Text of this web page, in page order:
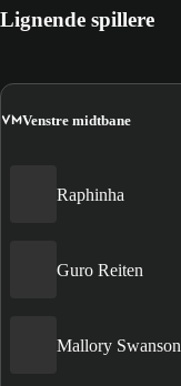
Lignende spillere
VMVenstre midtbane
Raphinha
Guro Reiten
Mallory Swanson